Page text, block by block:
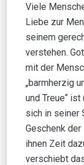
Viele
Liebe zur
seinem
verstehen.
mit der
„barmherzig
und Treue“
sich in seiner
Geschenk der
ihnen Zeit
verschiebt